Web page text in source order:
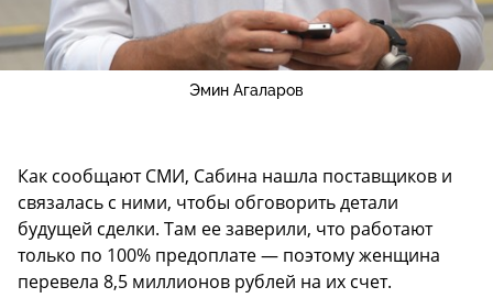
Эмин Агаларов
Как сообщают СМИ, Сабина нашла поставщиков и
связалась с ними, чтобы обговорить детали
будущей сделки. Там ее заверили, что работают
только по 100% предоплате — поэтому женщина
перевела 8,5 миллионов рублей на их счет.